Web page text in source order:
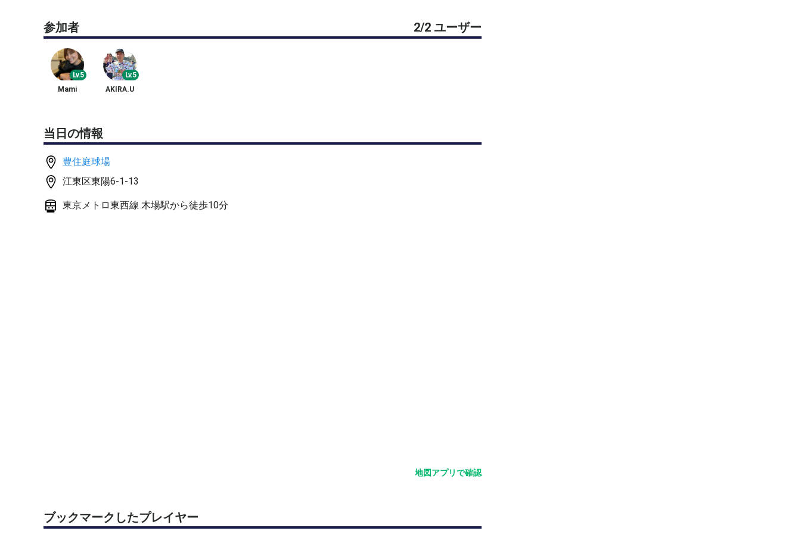
ボールは新球を４球使います。
2時間ゲームできる体力ある人のみお願いします。
ですが！絶対に無理はしないように、何かあれば遠慮なく言ってください。
支払い方法は、現金はお釣りないのでちょうど持ってきて頂くかpaypayでお願いします！
滅多にないですが、急な仕事でキャンセルになる可能性もありますこと
ご了承いただけますと幸いです！
よろしくお願いいたします^^
参加者 2/2 ユーザー
Lv.5
Mami
Lv.5
AKIRA.U
当日の情報
豊住庭球場
江東区東陽6-1-13
東京メトロ東西線 木場駅から徒歩10分
地図アプリで確認
ブックマークしたプレイヤー